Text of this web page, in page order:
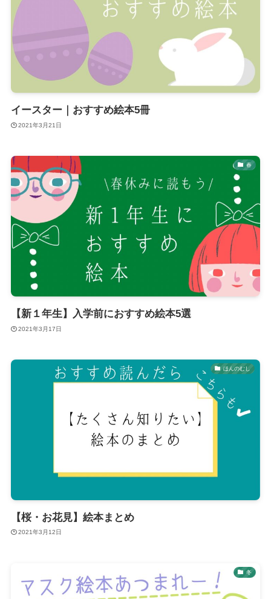
イースター｜おすすめ絵本5冊
2021年3月21日
春
【新１年生】入学前におすすめ絵本5選
2021年3月17日
ほんのむし
【桜・お花見】絵本まとめ
2021年3月12日
冬